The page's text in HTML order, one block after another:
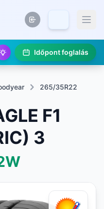
Időpont foglalás
265/35R22
F1
3